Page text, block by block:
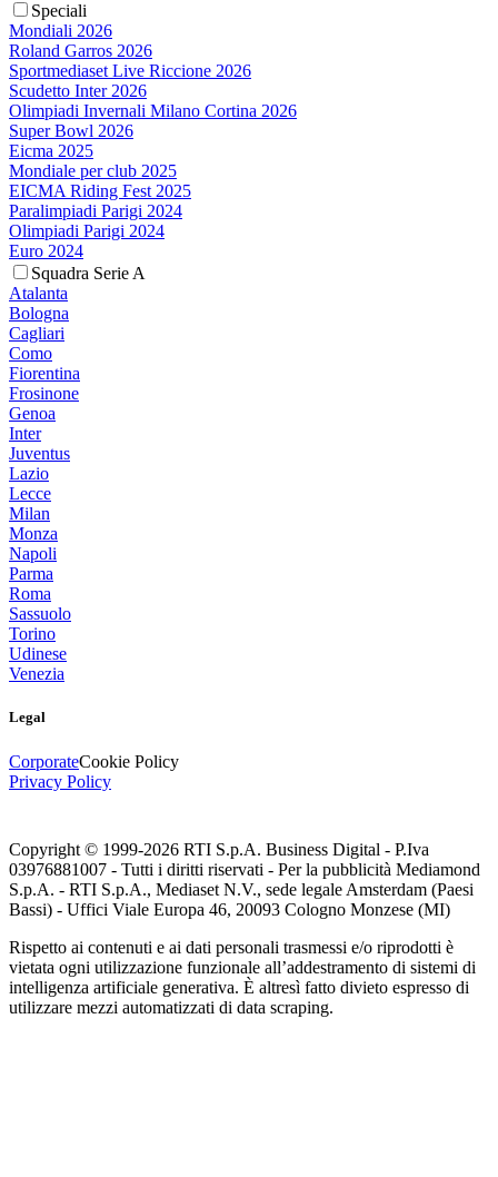
Speciali
Mondiali 2026
Roland Garros 2026
Sportmediaset Live Riccione 2026
Scudetto Inter 2026
Olimpiadi Invernali Milano Cortina 2026
Super Bowl 2026
Eicma 2025
Mondiale per club 2025
EICMA Riding Fest 2025
Paralimpiadi Parigi 2024
Olimpiadi Parigi 2024
Euro 2024
Squadra Serie A
Atalanta
Bologna
Cagliari
Como
Fiorentina
Frosinone
Genoa
Inter
Juventus
Lazio
Lecce
Milan
Monza
Napoli
Parma
Roma
Sassuolo
Torino
Udinese
Venezia
Legal
CorporateCookie Policy
Privacy Policy
Copyright © 1999-2026 RTI S.p.A. Business Digital - P.Iva
03976881007 - Tutti i diritti riservati - Per la pubblicità Mediamond
S.p.A. - RTI S.p.A., Mediaset N.V., sede legale Amsterdam (Paesi
Bassi) - Uffici Viale Europa 46, 20093 Cologno Monzese (MI)
Rispetto ai contenuti e ai dati personali trasmessi e/o riprodotti è
vietata ogni utilizzazione funzionale all’addestramento di sistemi di
intelligenza artificiale generativa. È altresì fatto divieto espresso di
utilizzare mezzi automatizzati di data scraping.